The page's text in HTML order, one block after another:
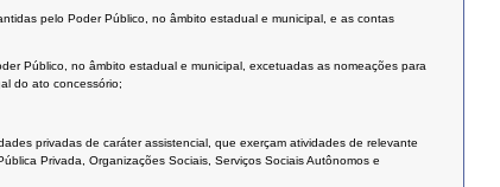
pelo Poder Público, no âmbito estadual e municipal, e as contas
Público, no âmbito estadual e municipal, excetuadas as nomeações para
do ato concessório;
privadas de caráter assistencial, que exerçam atividades de relevante
Privada, Organizações Sociais, Serviços Sociais Autônomos e